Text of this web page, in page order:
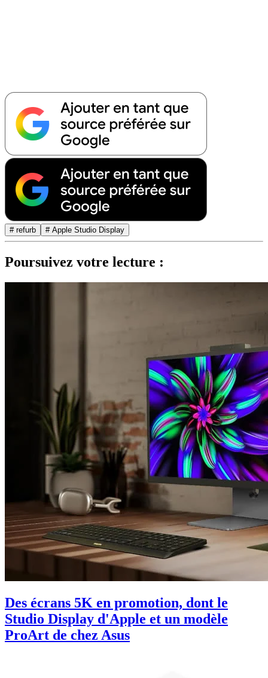
# refurb # Apple Studio Display
Poursuivez votre lecture :
Des écrans 5K en promotion, dont le
Studio Display d'Apple et un modèle
ProArt de chez Asus